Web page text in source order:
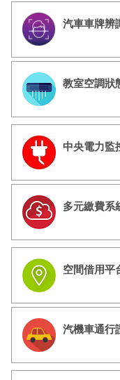
汽車車牌辨
教室空調狀
中央電力監
多元繳費系
空間借用平
汽機車通行